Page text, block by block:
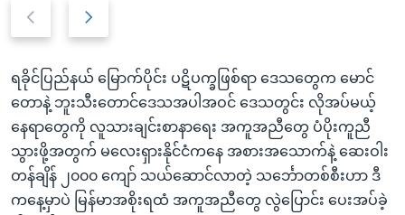
သို့
ကျော်
ရန်
Previous
Next
ရခိုင်ပြည်နယ် မြောက်ပိုင်း ပဋိပက္ခဖြစ်ရာ ဒေသတွေက မောင်
တောနဲ့ ဘူးသီးတောင်ဒေသအပါအဝင် ဒေသတွင်း လိုအပ်မယ့်
နေရာတွေကို လူသားချင်းစာနာရေး အကူအညီတွေ ပံပိုးကူညီ
သွားဖို့အတွက် မလေးရှားနိုင်ငံကနေ အစားအသောက်နဲ့ ဆေးဝါး
တန်ချိန် ၂၀၀၀ ကျော် သယ်ဆောင်လာတဲ့ သင်္ဘောတစ်စီးဟာ ဒီ
ကနေ့မှာပဲ မြန်မာအစိုးရထံ အကူအညီတွေ လွဲပြောင်း ပေးအပ်ခဲ့